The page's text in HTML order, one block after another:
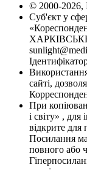
© 2000-2026,
Суб'єкт у
ХАРКІВСЬКЕ
сайті,
При
і світу» ,
відкрите для
Посилання
повного або